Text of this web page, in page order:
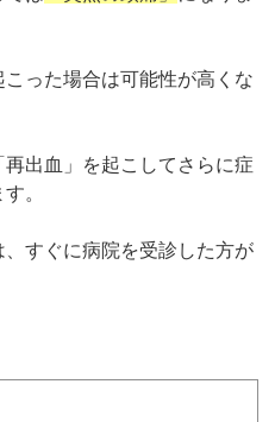
った場合は可能性が高くな
出血」を起こしてさらに症
。
、すぐに病院を受診した方が